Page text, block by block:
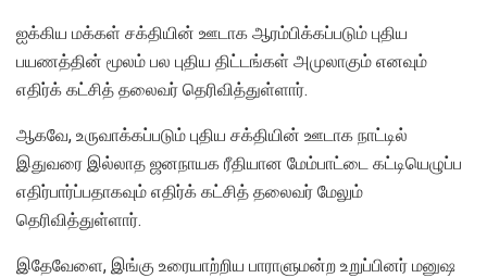
ஐக்கிய மக்கள் சக்தியின் ஊடாக ஆரம்பிக்கப்படும் புதிய
பயணத்தின் மூலம் பல புதிய திட்டங்கள் அமுலாகும் எனவும்
எதிர்க் கட்சித் தலைவர் தெரிவித்துள்ளார்.
ஆகவே, உருவாக்கப்படும் புதிய சக்தியின் ஊடாக நாட்டில்
இதுவரை இல்லாத ஜனநாயக ரீதியான மேம்பாட்டை கட்டியெழுப்ப
எதிர்பார்ப்பதாகவும் எதிர்க் கட்சித் தலைவர் மேலும்
தெரிவித்துள்ளார்.
இதேவேளை, இங்கு உரையாற்றிய பாராளுமன்ற உறுப்பினர் மனுஷ